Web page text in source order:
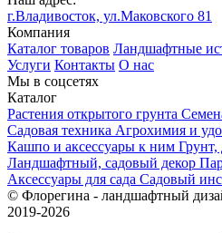
г.Владивосток, ул.Маковского 81
Компания
Каталог товаров Ландшафтные
Услуги Контакты О нас
Мы в соцсетях
Каталог
Растения открытого грунта
Садовая техника Агрохимия и
Кашпо и аксессуары к ним Грунт,
Ландшафтный, садовый декор
Аксессуары для сада Садовый
© Флорегина - ландшафтный
2019-2026